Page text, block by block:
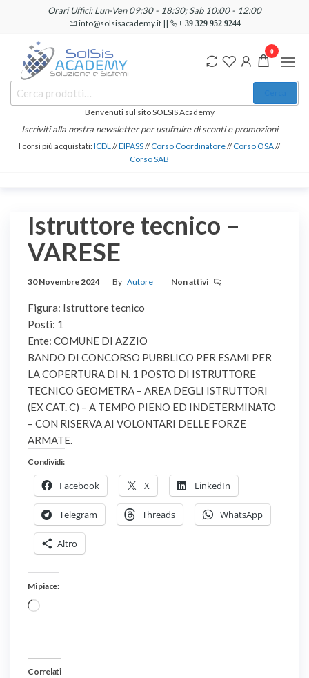
contenuto
Orari Uffici: Lun-Ven 09:30 - 18:30; Sab 10:00 - 12:00
info@solsisacademy.it || + 39 329 952 9244
SOLSIS
Academy
Corsi e
Certificazioni
Linguistiche
Benvenuti sul sito SOLSIS Academy
Iscriviti alla nostra newsletter per usufruire di sconti e promozioni
I corsi più acquistati:ICDL//EIPASS//Corso Coordinatore//Corso OSA//
Corso SAB
0
Istruttore tecnico –
VARESE
30 Novembre 2024 By Autore Non attivi
Figura: Istruttore tecnico
Posti: 1
Ente: COMUNE DI AZZIO
BANDO DI CONCORSO PUBBLICO PER ESAMI PER
LA COPERTURA DI N. 1 POSTO DI ISTRUTTORE
TECNICO GEOMETRA – AREA DEGLI ISTRUTTORI
(EX CAT. C) – A TEMPO PIENO ED INDETERMINATO
– CON RISERVA AI VOLONTARI DELLE FORZE
ARMATE.
Condividi:
Facebook X LinkedIn
Telegram Threads WhatsApp
Altro
Mi piace:
Caricamento
Correlati